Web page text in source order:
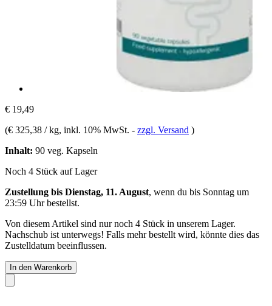
€ 19,49
(€ 325,38 / kg, inkl. 10% MwSt. - zzgl. Versand )
Inhalt: 90 veg. Kapseln
Noch 4 Stück auf Lager
Zustellung bis Dienstag, 11. August, wenn du bis Sonntag um
23:59 Uhrbestellst.
Von diesem Artikel sind nur noch 4 Stück in unserem Lager.
Nachschub ist unterwegs! Falls mehr bestellt wird, könnte dies das
Zustelldatum beeinflussen.
In den Warenkorb